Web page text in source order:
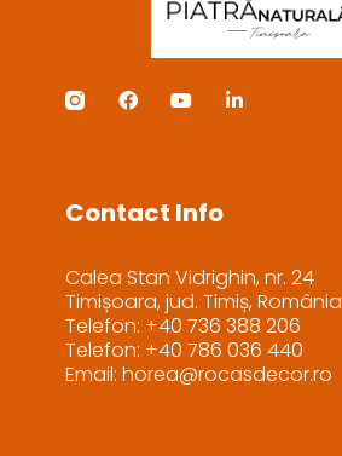
Contact Info
Calea Stan Vidrighin, nr. 24
Timișoara, jud. Timiș, România
Telefon: +40 736 388 206
Telefon: +40 786 036 440
Email: horea@rocasdecor.ro